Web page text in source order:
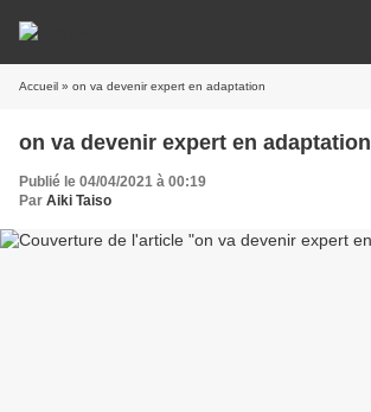
Accueil » on va devenir expert en adaptation
on va devenir expert en adaptation
Publié le 04/04/2021 à 00:19
Par Aiki Taiso